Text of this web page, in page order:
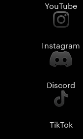
YouTube
Instagram
Discord
TikTok